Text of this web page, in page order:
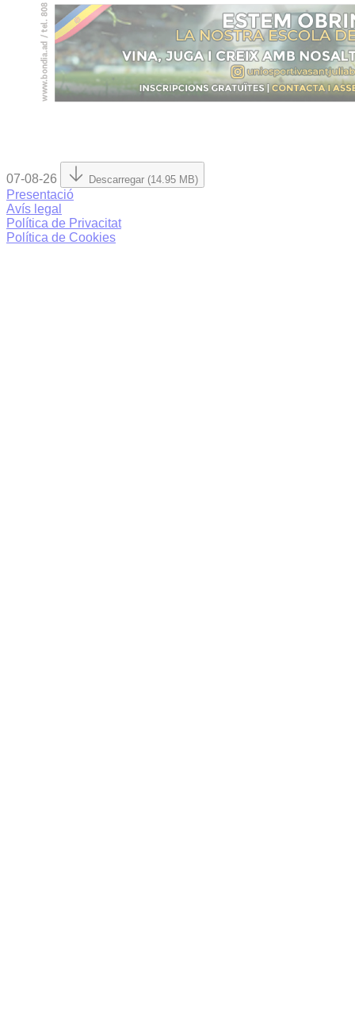
07-08-26 Descarregar (14.95 MB)
Presentació
Avís legal
Política de Privacitat
Política de Cookies